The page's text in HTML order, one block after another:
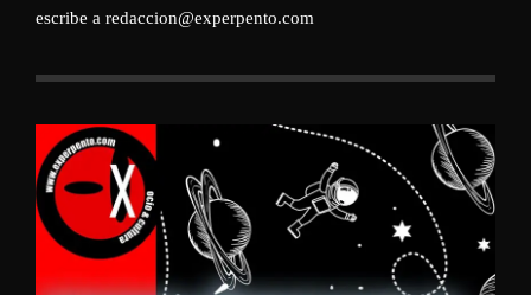
escribe a redaccion@experpento.com